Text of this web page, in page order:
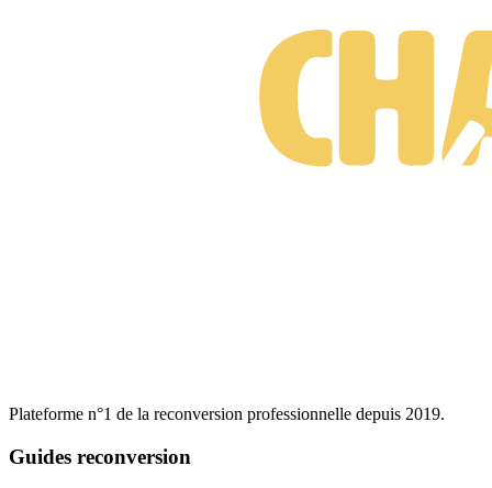
enregistrée au répertoire spécifique de France
: un atout indéniable pour vous démarquer sur le
Plateforme n°1 de la reconversion professionnelle depuis 2019.
Guides reconversion